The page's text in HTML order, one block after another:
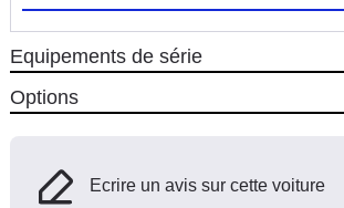
Equipements de série
Options
Ecrire un avis sur cette voiture